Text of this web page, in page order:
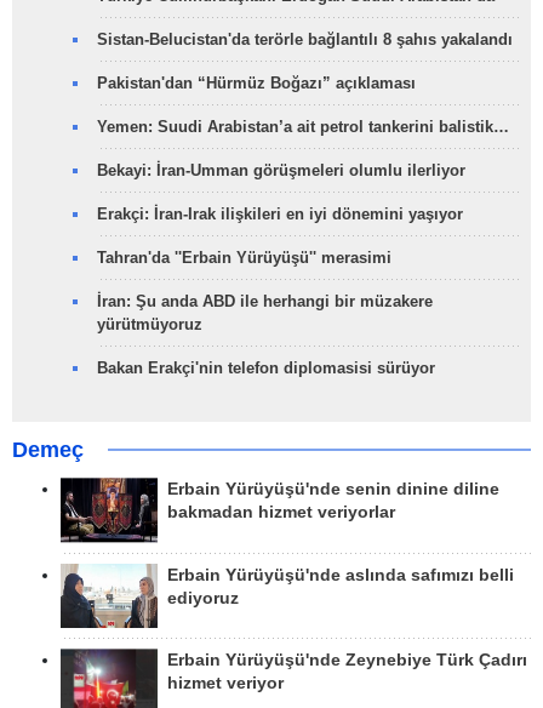
Sistan-Belucistan'da terörle bağlantılı 8 şahıs yakalandı
Pakistan'dan “Hürmüz Boğazı” açıklaması
Yemen: Suudi Arabistan’a ait petrol tankerini balistik…
Bekayi: İran-Umman görüşmeleri olumlu ilerliyor
Erakçi: İran-Irak ilişkileri en iyi dönemini yaşıyor
Tahran'da ''Erbain Yürüyüşü'' merasimi
İran: Şu anda ABD ile herhangi bir müzakere
yürütmüyoruz
Bakan Erakçi'nin telefon diplomasisi sürüyor
Demeç
Erbain Yürüyüşü'nde senin dinine diline
bakmadan hizmet veriyorlar
Erbain Yürüyüşü'nde aslında safımızı belli
ediyoruz
Erbain Yürüyüşü'nde Zeynebiye Türk Çadırı
hizmet veriyor